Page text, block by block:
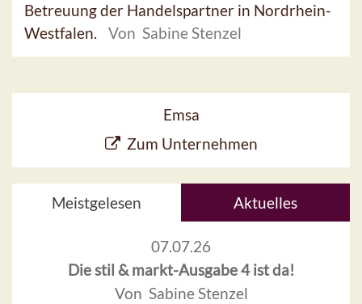
Betreuung der Handelspartner in Nordrhein-
Westfalen.
Von Sabine Stenzel
Emsa
Zum Unternehmen
Meistgelesen Aktuelles
07.07.26
Die stil & markt-Ausgabe 4 ist da!
Von Sabine Stenzel